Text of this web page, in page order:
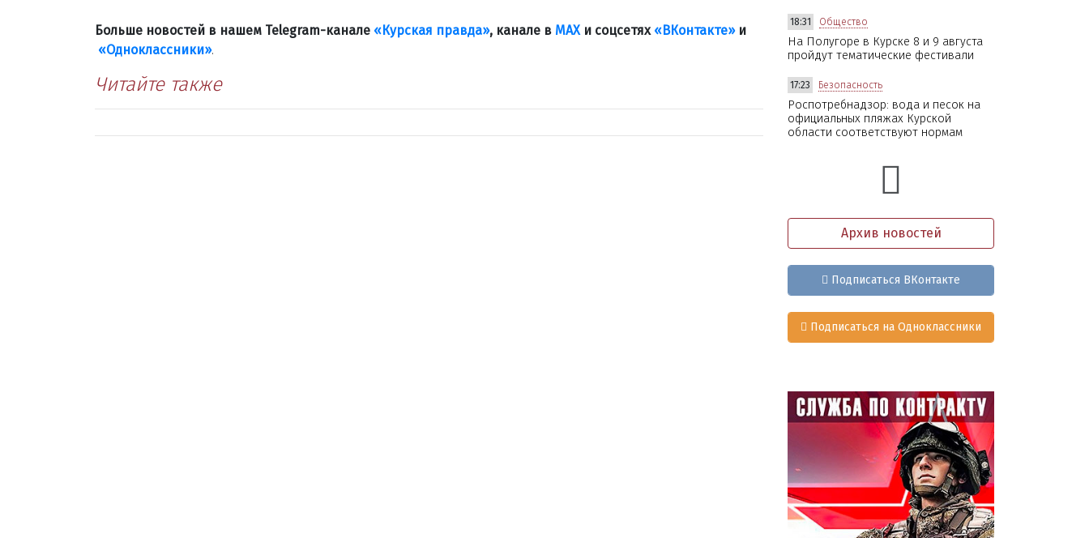
Больше новостей в нашем Telegram-канале «Курская правда», канале в МАХ и соцсетях «ВКонтакте»и
«Одноклассники».
Читайте также
18:31 Общество
На Полугоре в Курске 8 и 9 августа
пройдут тематические фестивали
17:23 Безопасность
Роспотребнадзор: вода и песок на
официальных пляжах Курской
области соответствуют нормам
Архив новостей
Подписаться ВКонтакте
Подписаться на Одноклассники